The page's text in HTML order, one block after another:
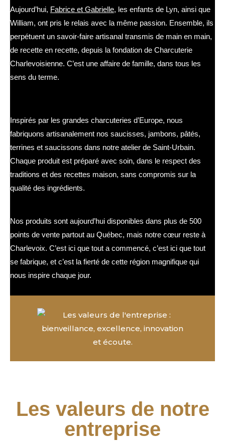
Aujourd’hui, Fabrice et Gabrielle, les enfants de Lyn, ainsi que
William, ont pris le relais avec la même passion. Ensemble, ils
perpétuent un savoir-faire artisanal transmis de main en main,
de recette en recette, depuis la fondation de Charcuterie
Charlevoisienne. C’est une affaire de famille, dans tous les
sens du terme.
Inspirés par les grandes charcuteries d’Europe, nous
fabriquons artisanalement nos saucisses, jambons, pâtés,
terrines et saucissons dans notre atelier de Saint-Urbain.
Chaque produit est préparé avec soin, dans le respect des
traditions et des recettes maison, sans compromis sur la
qualité des ingrédients.
Nos produits sont aujourd’hui disponibles dans plus de 500
points de vente partout au Québec, mais notre cœur reste à
Charlevoix. C’est ici que tout a commencé, c’est ici que tout
se fabrique, et c’est la fierté de cette région magnifique qui
nous inspire chaque jour.
Les valeurs de notre
entreprise